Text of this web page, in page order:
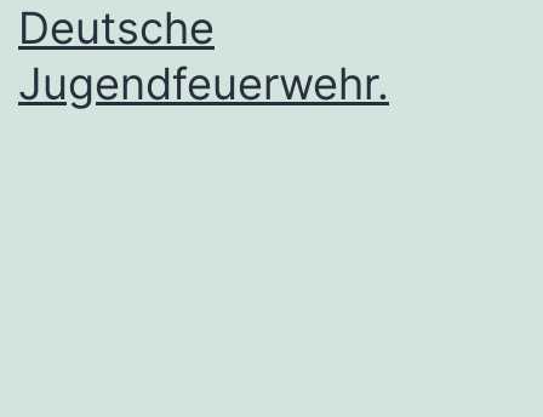
Deutsche
Jugendfeuerwehr.